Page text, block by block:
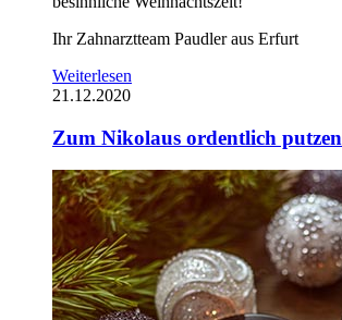
Ihr Zahnarztteam Paudler aus Erfurt
Weiterlesen
21.12.2020
Zum Nikolaus ordentlich putzen